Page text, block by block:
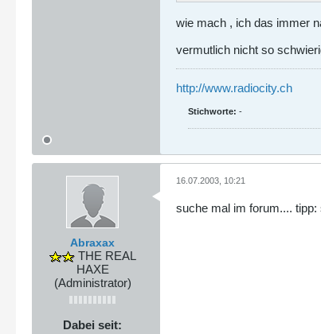
wie mach , ich das immer
vermutlich nicht so
http://www.radiocity.ch
Stichworte: -
Abraxax
THE REAL
HAXE
(Administrator)
Dabei seit:
16.07.2003, 10:21
suche mal im forum.... tipp: